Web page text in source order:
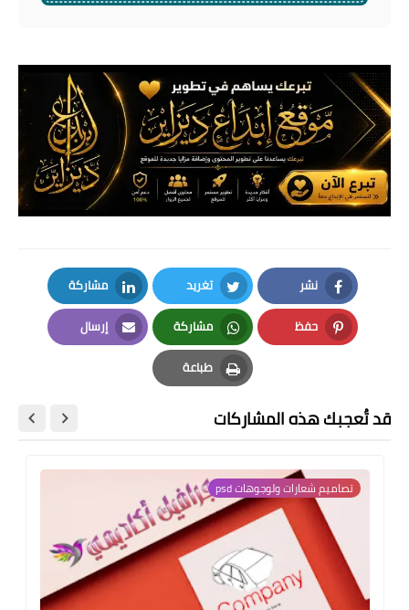
نشر
Facebook
تغريد
Twitter
مشاركة
LinkedIn
حفظ
Pinterest
مشاركة
Whatsapp
إرسال
Email
طباعة
Print
قد تُعجبك هذه المشاركات
تصاميم شعارات ولوجوهات psd